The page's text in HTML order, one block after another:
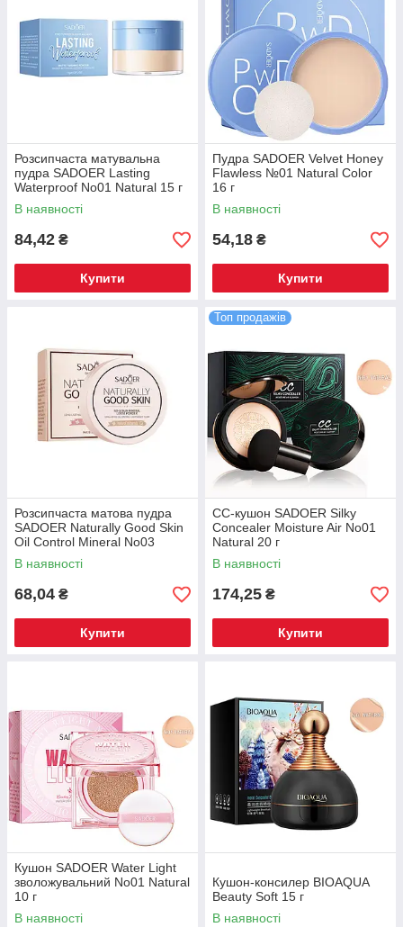
Розсипчаста матувальна
пудра SADOER Lasting
Waterproof No01 Natural 15 г
В наявності
84,42 ₴
Купити
Пудра SADOER Velvet Honey
Flawless №01 Natural Color
16 г
В наявності
54,18 ₴
Купити
Розсипчаста матова пудра
SADOER Naturally Good Skin
Oil Control Mineral No03
Natural 5 г
В наявності
68,04 ₴
Купити
Топ продажів
СС-кушон SADOER Silky
Concealer Moisture Air No01
Natural 20 г
В наявності
174,25 ₴
Купити
Кушон SADOER Water Light
зволожувальний No01 Natural
10 г
В наявності
Кушон-консилер BIOAQUA
Beauty Soft 15 г
В наявності